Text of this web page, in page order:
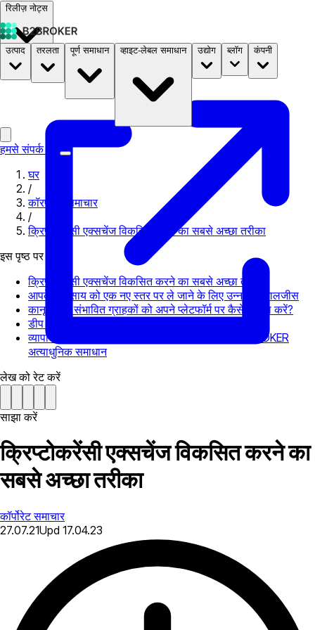
रिलीज़ नोट्स
दस्तावेज़ मूल्य निर्धारणB2STORE
उत्पाद तरलता पूर्ण समाधान व्हाइट-लेबल समाधान उद्योग ब्लॉग कंपनी
हमसे संपर्क करें
घर
/
कॉरपोरेट समाचार
/
क्रिप्टोकरेंसी एक्सचेंज विकसित करने का सबसे अच्छा तरीका
इस पृष्ठ पर
क्रिप्टोकरेंसी एक्सचेंज विकसित करने का सबसे अच्छा तरीका
आपके व्यवसाय को एक नए स्तर पर ले जाने के लिए उन्नत टेक्नालजीस
कानूनी मुद्दे: संभावित ग्राहकों को अपने प्लेटफॉर्म पर कैसे भरोसा करें?
डीप लिक्विडिटी बुक: ट्रेडर्स के ऑर्डर कैसे निष्पादित करें?
व्यापार मालिकों को उद्योग जीतने में मदद करने के लिए B2BROKER
अत्याधुनिक समाधान
लेख को रेट करें
साझा करें
क्रिप्टोकरेंसी एक्सचेंज विकसित करने का
सबसे अच्छा तरीका
कॉर्पोरेट समाचार
27.07.21Upd 17.04.23